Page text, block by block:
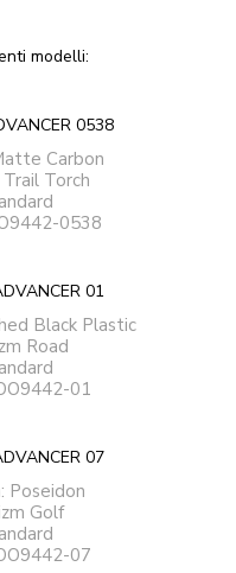
modelli:
0538
Carbon
Trail Torch
0538
01
Black Plastic
Road
01
07
Poseidon
Golf
07